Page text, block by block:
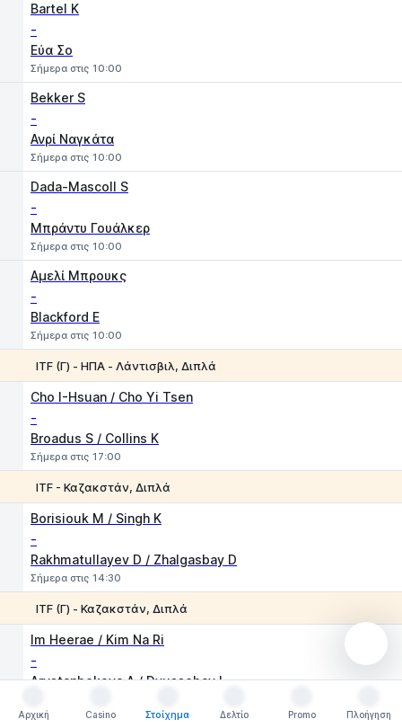
Bartel K
-
Εύα Σο
Σήμερα στις 10:00
Bekker S
-
Ανρί Ναγκάτα
Σήμερα στις 10:00
Dada-Mascoll S
-
Μπράντυ Γουάλκερ
Σήμερα στις 10:00
Αμελί Μπρουκς
-
Blackford E
Σήμερα στις 10:00
ITF (Γ) - ΗΠΑ - Λάντισβιλ, Διπλά
Cho I-Hsuan / Cho Yi Tsen
-
Broadus S / Collins K
Σήμερα στις 17:00
ITF - Καζακστάν, Διπλά
Borisiouk M / Singh K
-
Rakhmatullayev D / Zhalgasbay D
Σήμερα στις 14:30
ITF (Γ) - Καζακστάν, Διπλά
Im Heerae / Kim Na Ri
-
Arystanbekova A / Dyussebay I
Αρχική
Casino
Στοίχημα
Δελτίο
Promo
Πλοήγηση